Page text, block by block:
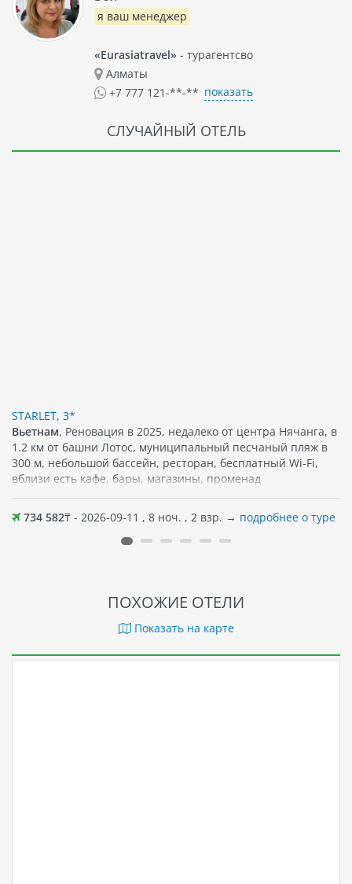
я ваш менеджер
«Eurasiatravel» - турагентсво
Алматы
+7 777 121-**-** показать
СЛУЧАЙНЫЙ ОТЕЛЬ
STARLET, 3*
Вьетнам, Реновация в 2025, недалеко от центра Нячанга, в
1.2 км от башни Лотос, муниципальный песчаный пляж в
300 м, небольшой бассейн, ресторан, бесплатный Wi-Fi,
вблизи есть кафе, бары, магазины, променад
734 582₸ - 2026-09-11 , 8 ноч. , 2 взр. → подробнее о туре
ПОХОЖИЕ ОТЕЛИ
Показать на карте